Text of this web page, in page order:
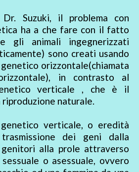
Suzuki, il problema con
ha a che fare con il fatto
gli animali ingegnerizzati
sono creati usando
orizzontale(chiamata
in contrasto al
verticale , che è il
riproduzione naturale.
verticale, o eredità
dei geni dalla
alla prole attraverso
o asessuale, ovvero